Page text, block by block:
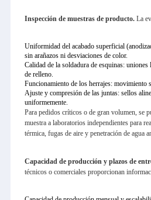
Inspección de muestras de producto.La
Uniformidad del acabado superficial
sin arañazos ni desviaciones de color.
Calidad de la soldadura de esquinas:
de relleno.
Funcionamiento de los herrajes: movimiento
Ajuste y compresión de las juntas: sellos
uniformemente.
Para pedidos críticos o de gran volumen, se
muestra a laboratorios independientes para
térmica, fugas de aire y penetración de agua
Capacidad de producción y plazos de
técnicos o comerciales proporcionan